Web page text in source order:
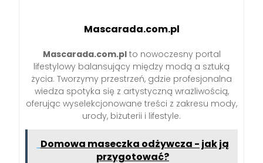
Mascarada.com.pl
Mascarada.com.plto nowoczesny portal
lifestylowy balansujący między modą a sztuką
życia. Tworzymy przestrzeń, gdzie profesjonalna
wiedza spotyka się z artystyczną wrażliwością,
oferując wyselekcjonowane treści z zakresu mody,
urody, biżuterii i lifestyle.
Domowa maseczka odżywcza - jak ją
przygotować?